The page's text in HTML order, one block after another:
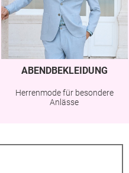
ABENDBEKLEIDUNG
Herrenmode für besondere
Anlässe